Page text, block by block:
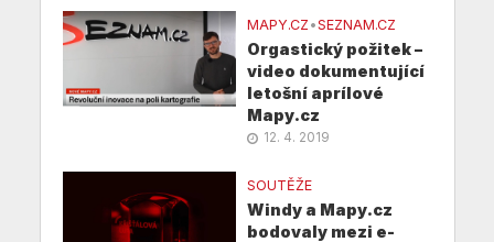
MAPY.CZ •SEZNAM.CZ
Orgastický požitek –
video dokumentující
letošní aprílové
Mapy.cz
12. 4. 2019
SOUTĚŽE
Windy a Mapy.cz
bodovaly mezi e-